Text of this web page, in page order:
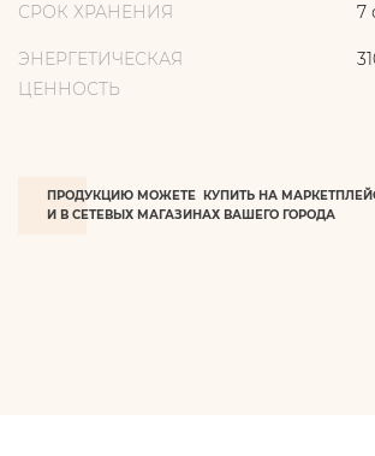
СРОК ХРАНЕНИЯ
ЭНЕРГЕТИЧЕСКАЯ
ЦЕННОСТЬ
7
ПРОДУКЦИЮ МОЖЕТЕ КУПИТЬ НА
И В СЕТЕВЫХ МАГАЗИНАХ ВАШЕГО ГОРОДА